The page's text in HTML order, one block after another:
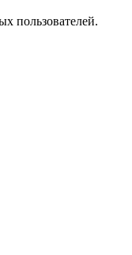
пользователей.